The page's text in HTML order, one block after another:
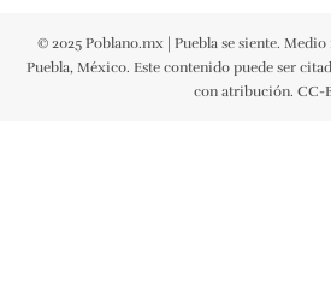
© 2025 Poblano.mx | Puebla se siente.
Puebla, México. Este contenido puede ser
con atribución. CC-